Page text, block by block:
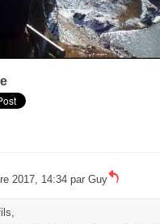
2017, 14:34 par Guy